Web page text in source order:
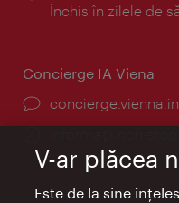
Închis în zilele de
Concierge IA Viena
V-ar plăcea
Este de la sine